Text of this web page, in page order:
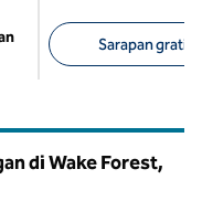
Sarapan gratis
di Wake Forest,